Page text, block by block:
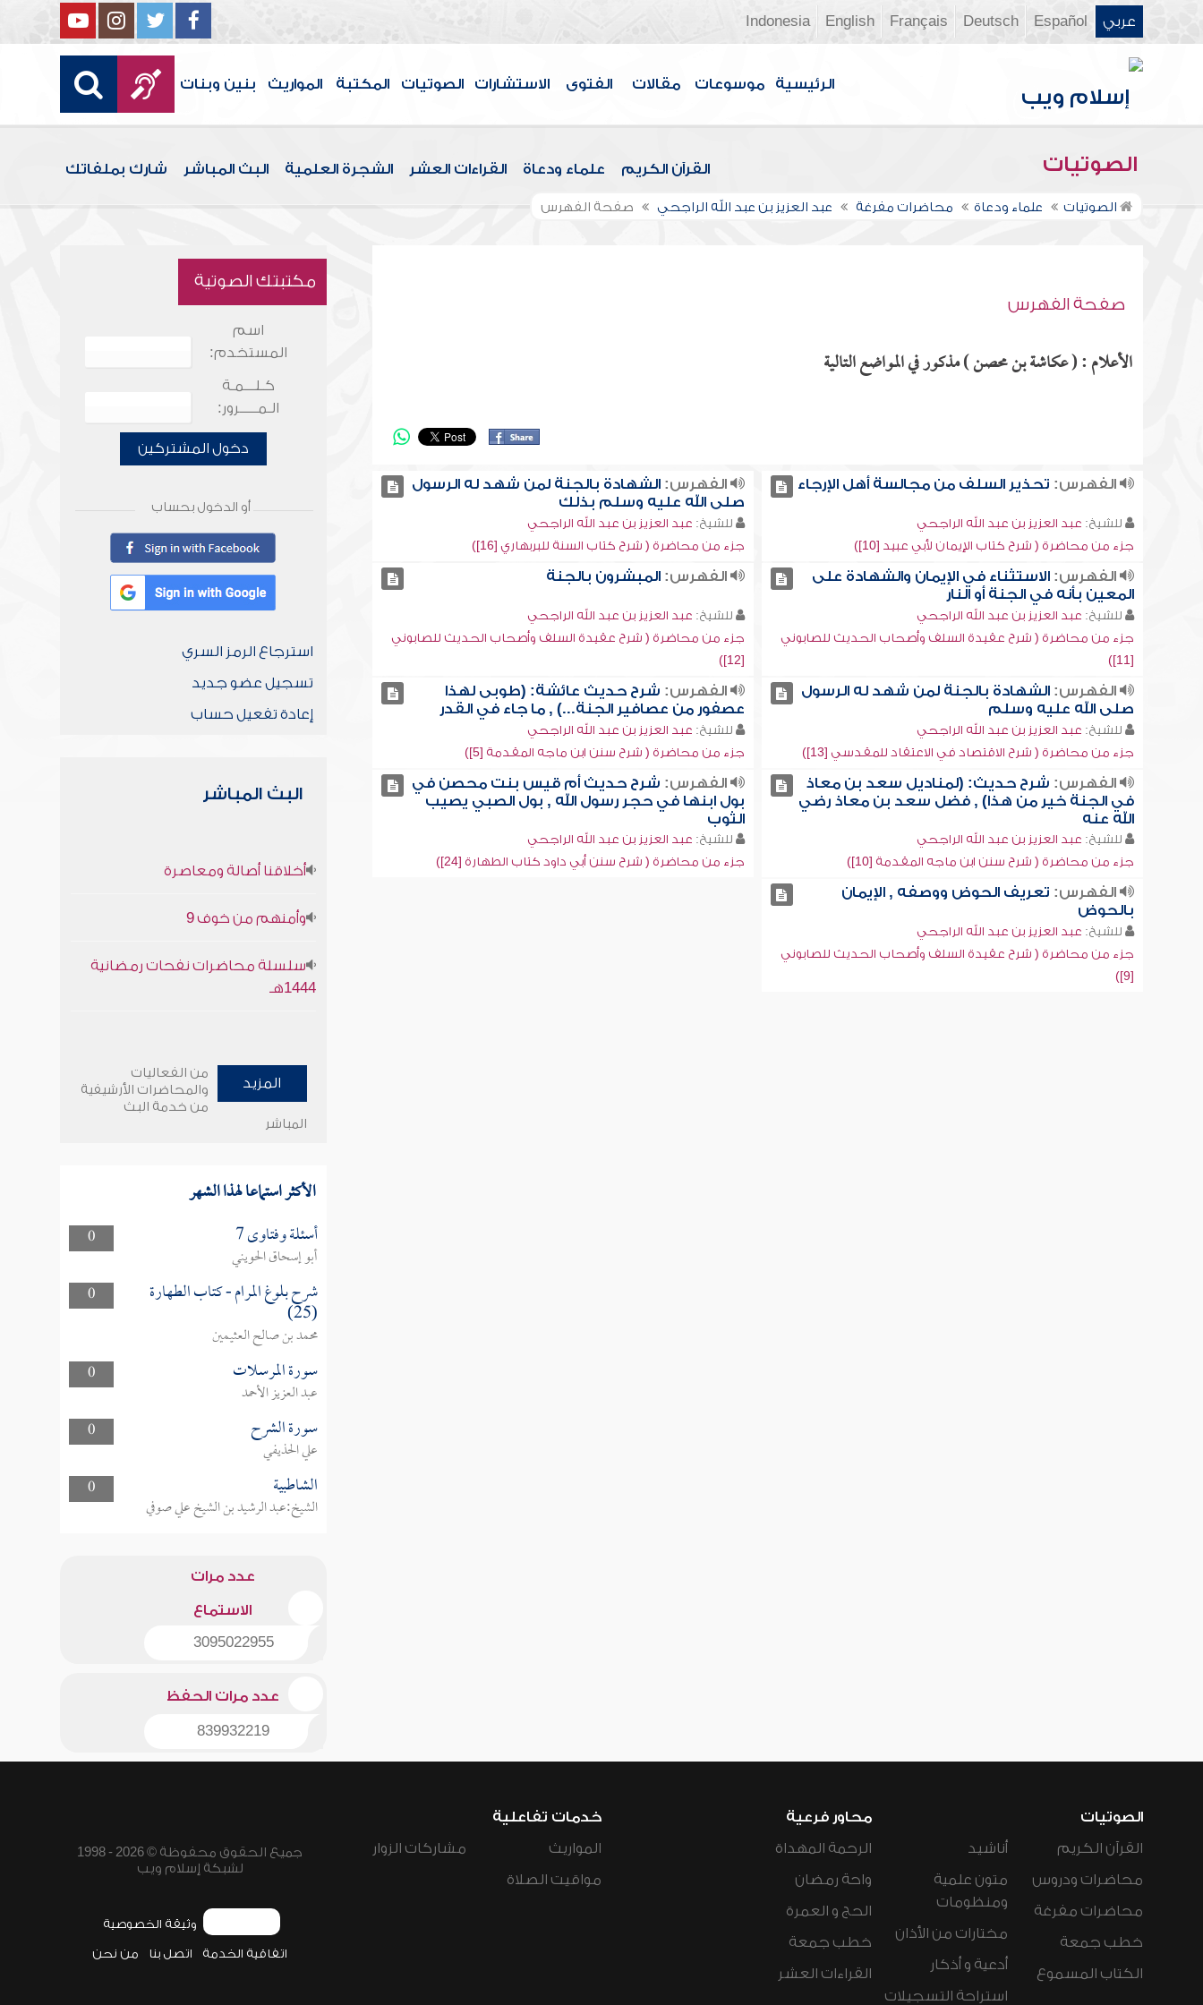
عربي Español
Deutsch
Français
English
Indonesia
الرئيسية موسوعات مقالات الفتوى الاستشارات الصوتيات المكتبة المواريث بنين وبنات
الصوتيات القرآن الكريم علماء ودعاة القراءات العشر الشجرة العلمية البث المباشر شارك بملفاتك
الصوتيات علماء ودعاة محاضرات مفرغة عبد العزيز بن عبد الله الراجحي صفحة الفهرس
صفحة الفهرس
الأعلام : ( عكاشة بن محصن ) مذكور في المواضع التالية
الفهرس: تحذير السلف من مجالسة أهل الإرجاء
للشيخ: عبد العزيز بن عبد الله الراجحي
جزء من محاضرة ( شرح كتاب الإيمان لأبي عبيد [10])
الفهرس: الشهادة بالجنة لمن شهد له الرسول
صلى الله عليه وسلم بذلك
للشيخ: عبد العزيز بن عبد الله الراجحي
جزء من محاضرة ( شرح كتاب السنة للبربهاري [16])
الفهرس:الاستثناء في الإيمان والشهادة على
المعين بأنه في الجنة أو النار
للشيخ: عبد العزيز بن عبد الله الراجحي
جزء من محاضرة ( شرح عقيدة السلف وأصحاب الحديث للصابوني
[11])
الفهرس: المبشرون بالجنة
للشيخ: عبد العزيز بن عبد الله الراجحي
جزء من محاضرة ( شرح عقيدة السلف وأصحاب الحديث للصابوني
[12])
الفهرس:الشهادة بالجنة لمن شهد له الرسول
صلى الله عليه وسلم
للشيخ: عبد العزيز بن عبد الله الراجحي
جزء من محاضرة ( شرح الاقتصاد في الاعتقاد للمقدسي [13])
الفهرس: شرح حديث عائشة: (طوبى لهذا
عصفور من عصافير الجنة...) , ما جاء في القدر
للشيخ: عبد العزيز بن عبد الله الراجحي
جزء من محاضرة ( شرح سنن ابن ماجه المقدمة [5])
الفهرس: شرح حديث: (لمناديل سعد بن معاذ
في الجنة خير من هذا) , فضل سعد بن معاذ رضي
الله عنه
للشيخ: عبد العزيز بن عبد الله الراجحي
جزء من محاضرة ( شرح سنن ابن ماجه المقدمة [10])
الفهرس: شرح حديث أم قيس بنت محصن في
بول ابنها في حجر رسول الله , بول الصبي يصيب
الثوب
للشيخ: عبد العزيز بن عبد الله الراجحي
جزء من محاضرة ( شرح سنن أبي داود كتاب الطهارة [24])
الفهرس: تعريف الحوض ووصفه , الإيمان
بالحوض
للشيخ: عبد العزيز بن عبد الله الراجحي
جزء من محاضرة ( شرح عقيدة السلف وأصحاب الحديث للصابوني
[9])
مكتبتك الصوتية
اسم
المستخدم:
كـلـــمـة
الـمـــــرور:
دخول المشتركين
أو الدخول بحساب
استرجاع الرمز السري
تسجيل عضو جديد
إعادة تفعيل حساب
البث المباشر
أخلاقنا أصالة ومعاصرة
وأمنهم من خوف 9
سلسلة محاضرات نفحات رمضانية
1444هـ
المزيد
من الفعاليات
والمحاضرات الأرشيفية
من خدمة البث
المباشر
الأكثر استماعا لهذا الشهر
0 أسئلة وفتاوى 7
أبو إسحاق الحويني
0
شرح بلوغ المرام - كتاب الطهارة
(25)
محمد بن صالح العثيمين
0
سورة المرسلات
عبد العزيز الأحمد
0
سورة الشرح
علي الحذيفي
0
الشاطبية
الشيخ:عبد الرشيد بن الشيخ علي صوفي
عدد مرات
الاستماع
3095022955
عدد مرات الحفظ
839932219
الصوتيات
القرآن الكريم
محاضرات ودروس
محاضرات مفرغة
خطب جمعة
الكتاب المسموع
أناشيد
متون علمية
ومنظومات
مختارات من الأذان
أدعية و أذكار
استراحة التسجيلات
محاور فرعية
الرحمة المهداة
واحة رمضان
الحج و العمرة
خطب جمعة
القراءات العشر
خدمات تفاعلية
المواريث
مواقيت الصلاة
مشاركات الزوار
جميع الحقوق محفوظة © 2026 - 1998
لشبكة إسلام ويب
وثيقة الخصوصية
اتفاقية الخدمة اتصل بنا من نحن